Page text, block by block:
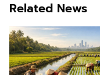
Related News